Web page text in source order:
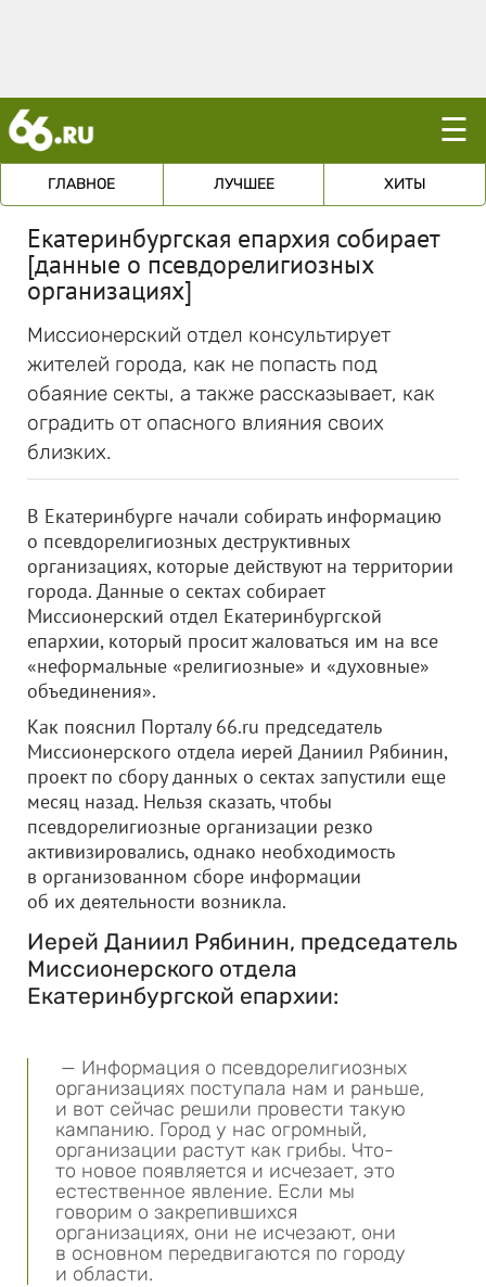
☰
ГЛАВНОЕ ЛУЧШЕЕ ХИТЫ
Екатеринбургская епархия собирает
[данные о псевдорелигиозных
организациях]
Миссионерский отдел консультирует
жителей города, как не попасть под
обаяние секты, а также рассказывает, как
оградить от опасного влияния своих
близких.
В Екатеринбурге начали собирать информацию
о псевдорелигиозных деструктивных
организациях, которые действуют на территории
города. Данные о сектах собирает
Миссионерский отдел Екатеринбургской
епархии, который просит жаловаться им на все
«неформальные «религиозные» и «духовные»
объединения».
Как пояснил Порталу 66.ru председатель
Миссионерского отдела иерей Даниил Рябинин,
проект по сбору данных о сектах запустили еще
месяц назад. Нельзя сказать, чтобы
псевдорелигиозные организации резко
активизировались, однако необходимость
в организованном сборе информации
об их деятельности возникла.
Иерей Даниил Рябинин, председатель
Миссионерского отдела
Екатеринбургской епархии:
— Информация о псевдорелигиозных
организациях поступала нам и раньше,
и вот сейчас решили провести такую
кампанию. Город у нас огромный,
организации растут как грибы. Что-
то новое появляется и исчезает, это
естественное явление. Если мы
говорим о закрепившихся
организациях, они не исчезают, они
в основном передвигаются по городу
и области.